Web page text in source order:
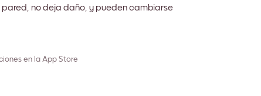
no deja daño, y pueden cambiarse
en la App Store